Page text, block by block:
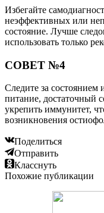
Избегайте
неэффективных или
состояние. Лучше
использовать только
СОВЕТ №4
Следите за
питание, достаточный
укрепить иммунитет,
возникновения
Поделиться
Отправить
Класснуть
Похожие публикации